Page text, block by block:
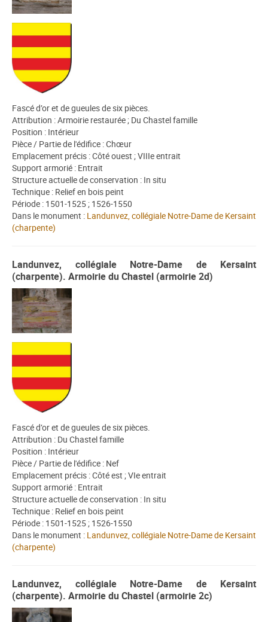
Fascé d’or et de gueules de six pièces.
Attribution : Armoirie restaurée ; Du Chastel famille
Position : Intérieur
Pièce / Partie de l'édifice : Chœur
Emplacement précis : Côté ouest ; VIIIe entrait
Support armorié : Entrait
Structure actuelle de conservation : In situ
Technique : Relief en bois peint
Période : 1501-1525 ; 1526-1550
Dans le monument : Landunvez, collégiale Notre-Dame de Kersaint
(charpente)
Landunvez, collégiale Notre-Dame de Kersaint
(charpente). Armoirie du Chastel (armoirie 2d)
Fascé d’or et de gueules de six pièces.
Attribution : Du Chastel famille
Position : Intérieur
Pièce / Partie de l'édifice : Nef
Emplacement précis : Côté est ; VIe entrait
Support armorié : Entrait
Structure actuelle de conservation : In situ
Technique : Relief en bois peint
Période : 1501-1525 ; 1526-1550
Dans le monument : Landunvez, collégiale Notre-Dame de Kersaint
(charpente)
Landunvez, collégiale Notre-Dame de Kersaint
(charpente). Armoirie du Chastel (armoirie 2c)